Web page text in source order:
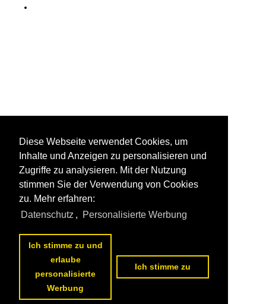
Diese Webseite verwendet Cookies, um
Inhalte und Anzeigen zu personalisieren und
Zugriffe zu analysieren. Mit der Nutzung
stimmen Sie der Verwendung von Cookies
zu. Mehr erfahren:
Datenschutz , Personalisierte Werbung
Ich stimme zu und
erlaube
personalisierte
Werbung
Ich stimme zu